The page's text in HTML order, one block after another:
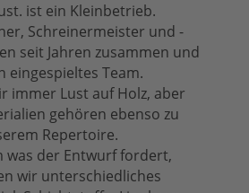
ist ein Kleinbetrieb.
Schreinermeister und -
seit Jahren zusammen und
eingespieltes Team.
immer Lust auf Holz, aber
gehören ebenso zu
Repertoire.
was der Entwurf fordert,
wir unterschiedliches